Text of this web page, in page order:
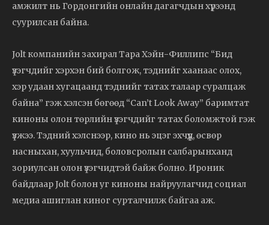
амжилт нь Гордонгийн онлайн дагагчдын хүрээнд
суурилсан байна.
Jolt компанийн захирал Тара Хэйн-Филлипс “Бид
үзэгчдийг хэрхэн бий болгож, тэднийг хаанаас олох,
хэр удаан хугацаанд тэднийг татах талаар суралцаж
байна” гэж хэлсэн бөгөөд “Can’t Look Away” баримтат
киноны олон төрлийн үзэгчдийг татах боломжтой гэж
үзжээ. Тэдний хэлснээр, кино нь эцэг эхчүүд, өсвөр
насныхан, хуульчид, боловсролын салбарынханд
зориулсан олон үзэгчидтэй байж болно. Ироник
байдлаар Jolt болон уг киноны найруулагчид социал
медиа ашиглан киног сурталчилж байгаа аж.